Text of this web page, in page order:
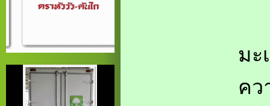
มะ
คว